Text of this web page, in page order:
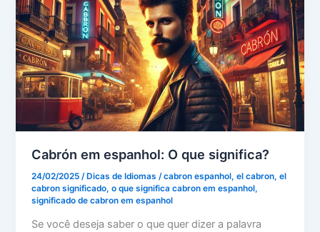
Cabrón em espanhol: O que significa?
24/02/2025/ Dicas de Idiomas /cabron espanhol,el cabron,el
cabron significado,o que significa cabron em espanhol,
significado de cabron em espanhol
Se você deseja saber o que quer dizer a palavra